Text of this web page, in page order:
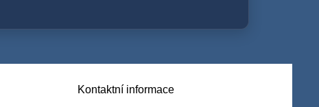
Kontaktní informace